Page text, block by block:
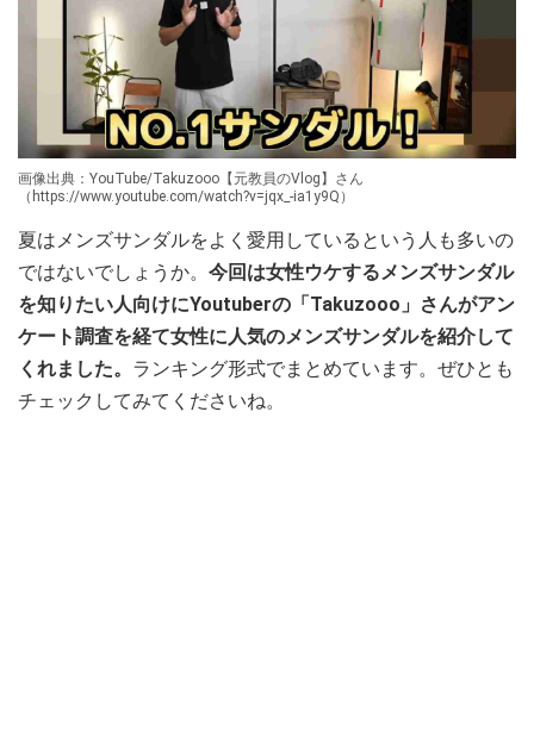
画像出典：YouTube/Takuzooo【元教員のVlog】さん
（https://www.youtube.com/watch?v=jqx_-ia1y9Q）
夏はメンズサンダルをよく愛用しているという人も多いの
ではないでしょうか。 今回は女性ウケするメンズサンダル
を知りたい人向けにYoutuberの「Takuzooo」さんがアン
ケート調査を経て女性に人気のメンズサンダルを紹介して
くれました。 ランキング形式でまとめています。ぜひとも
チェックしてみてくださいね。